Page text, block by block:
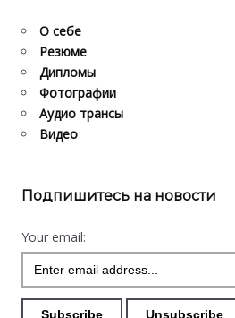
О себе
Резюме
Дипломы
Фотографии
Аудио трансы
Видео
Подпишитесь на новости
Your email: